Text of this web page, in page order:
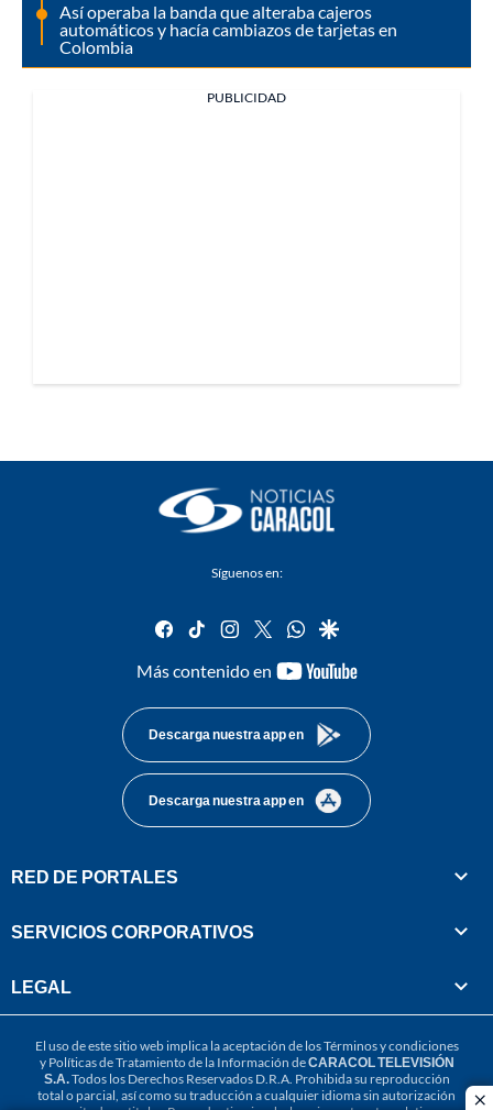
Así operaba la banda que alteraba cajeros
automáticos y hacía cambiazos de tarjetas en
Colombia
PUBLICIDAD
Síguenos en:
facebook
tiktok instagram
twitterwhatsapp
google
Más contenido en
youtube-
Descarga nuestra app en
Descarga nuestra app en
RED DE PORTALES
SERVICIOS CORPORATIVOS
LEGAL
El uso de este sitio web implica la aceptación de losTérminos y condiciones
y Políticas de Tratamiento de la Información deCARACOL TELEVISIÓN
S.A.Todos los Derechos Reservados D.R.A. Prohibida su reproducción
total o parcial, así como su traducción a cualquier idioma sin autorización